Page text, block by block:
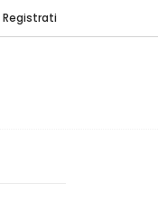
Registrati